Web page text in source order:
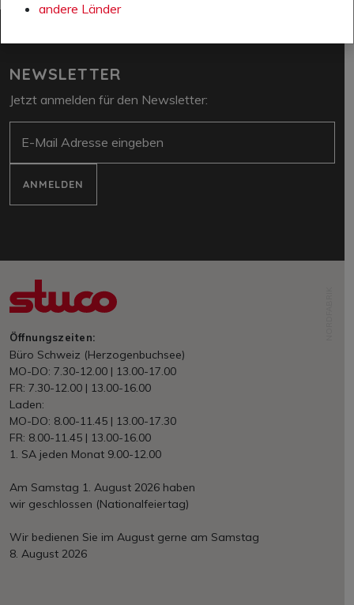
NEWSLETTER
Jetzt anmelden für den Newsletter:
ANMELDEN
Öffnungszeiten:
Büro Schweiz (Herzogenbuchsee)
MO-DO: 7.30-12.00 | 13.00-17.00
FR: 7.30-12.00 | 13.00-16.00
Laden:
MO-DO: 8.00-11.45 | 13.00-17.30
FR: 8.00-11.45 | 13.00-16.00
1. SA jeden Monat 9.00-12.00
Am Samstag 1. August 2026 haben
wir geschlossen (Nationalfeiertag)
Wir bedienen Sie im August gerne am Samstag
8. August 2026
andere Länder